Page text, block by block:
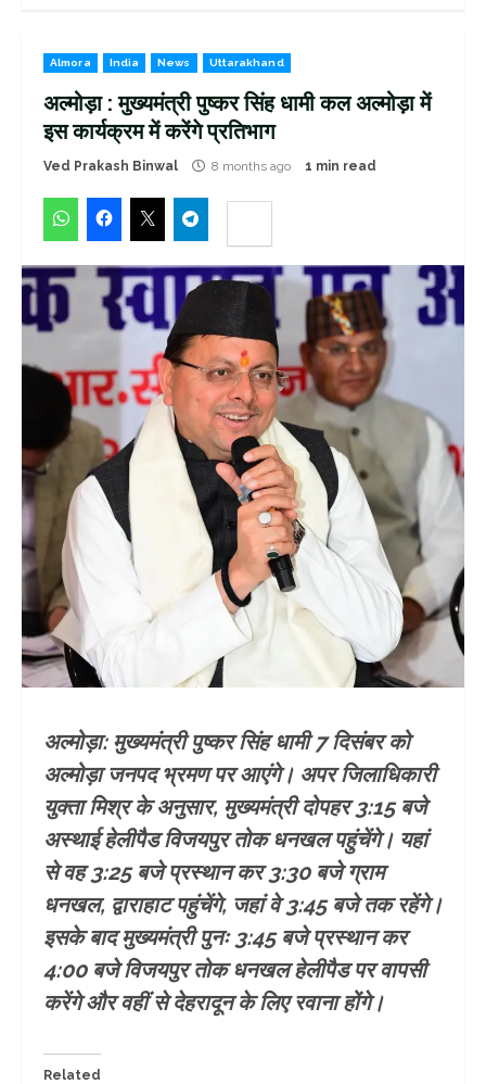
Almora India News Uttarakhand
अल्मोड़ा : मुख्यमंत्री पुष्कर सिंह धामी कल अल्मोड़ा में
इस कार्यक्रम में करेंगे प्रतिभाग
Ved Prakash Binwal 8 months ago 1 min read
अल्मोड़ा: मुख्यमंत्री पुष्कर सिंह धामी 7 दिसंबर को
अल्मोड़ा जनपद भ्रमण पर आएंगे। अपर जिलाधिकारी
युक्ता मिश्र के अनुसार, मुख्यमंत्री दोपहर 3:15 बजे
अस्थाई हेलीपैड विजयपुर तोक धनखल पहुंचेंगे। यहां
से वह 3:25 बजे प्रस्थान कर 3:30 बजे ग्राम
धनखल, द्वाराहाट पहुंचेंगे, जहां वे 3:45 बजे तक रहेंगे।
इसके बाद मुख्यमंत्री पुनः 3:45 बजे प्रस्थान कर
4:00 बजे विजयपुर तोक धनखल हेलीपैड पर वापसी
करेंगे और वहीं से देहरादून के लिए रवाना होंगे।
Related